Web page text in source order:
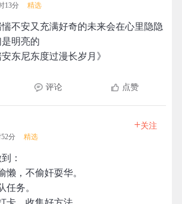
13分 精选
不安又充满好奇的未来会在心里隐隐
明亮的
东尼东度过漫长岁月》
评论 点赞
分 精选
+关注
：
懒，不偷奸耍华。
任务。